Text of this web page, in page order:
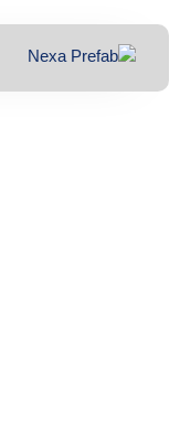
إلى
المحتوى